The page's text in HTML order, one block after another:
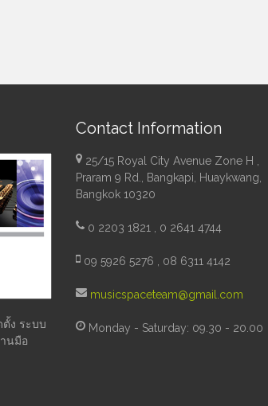
ง ระบบ
นมือ
Contact Information
25/15 Royal City Avenue Zone H ,
Praram 9 Rd., Bangkapi, Huaykwang,
Bangkok 10320
0 2203 1821 , 0 2641 4744
09 5926 5276 , 08 6311 4142
musicspaceteam@gmail.com
Monday - Saturday: 09.30 - 20.00